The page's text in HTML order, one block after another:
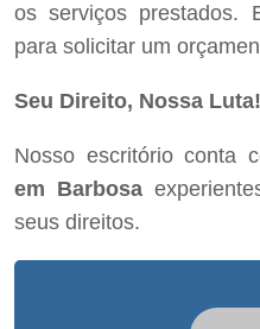
os serviços prestados.
para solicitar um
Seu Direito, Nossa Luta!
Nosso escritório conta
em Barbosa
seus direitos.